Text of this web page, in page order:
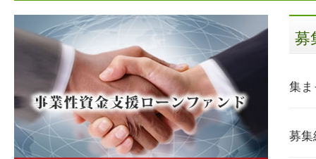
募
集ま
募集